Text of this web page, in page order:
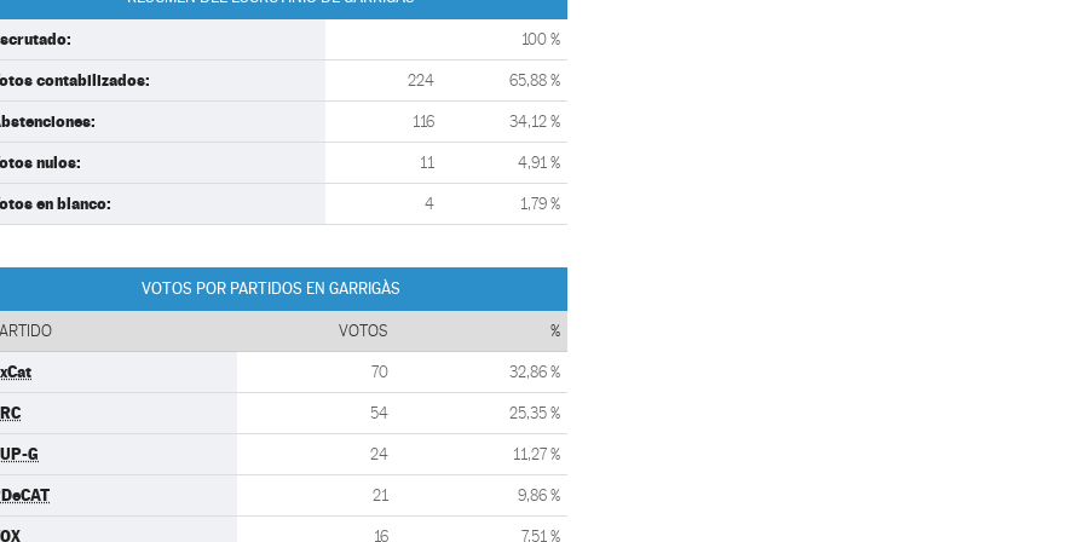
100 %
contabilizados: 224 65,88 %
116 34,12 %
nulos: 11 4,91 %
en blanco: 4 1,79 %
VOTOS POR PARTIDOS EN GARRIGÀS
VOTOS %
70 32,86 %
54 25,35 %
G 24 11,27 %
21 9,86 %
16 7,51 %